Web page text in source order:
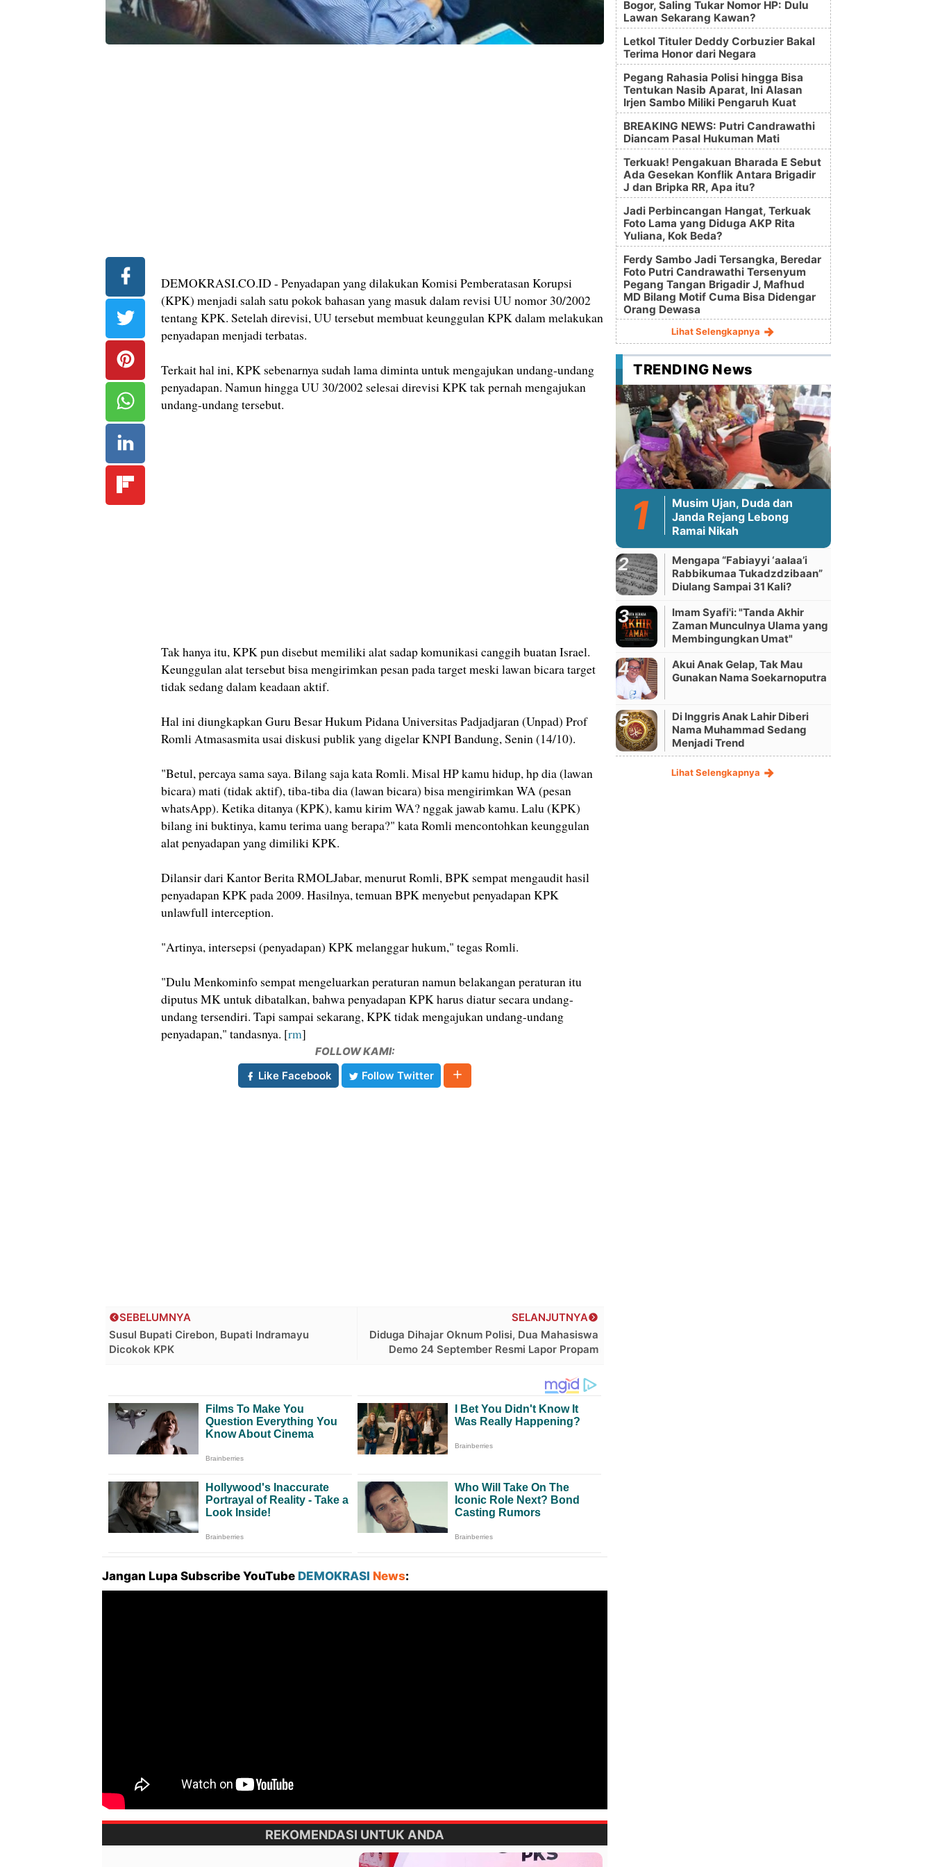
DEMOKRASI.CO.ID - Penyadapan yang dilakukan Komisi Pemberatasan Korupsi
(KPK) menjadi salah satu pokok bahasan yang masuk dalam revisi UU nomor 30/2002
tentang KPK. Setelah direvisi, UU tersebut membuat keunggulan KPK dalam melakukan
penyadapan menjadi terbatas.
Terkait hal ini, KPK sebenarnya sudah lama diminta untuk mengajukan undang-undang
penyadapan. Namun hingga UU 30/2002 selesai direvisi KPK tak pernah mengajukan
undang-undang tersebut.
Tak hanya itu, KPK pun disebut memiliki alat sadap komunikasi canggih buatan Israel.
Keunggulan alat tersebut bisa mengirimkan pesan pada target meski lawan bicara target
tidak sedang dalam keadaan aktif.
Hal ini diungkapkan Guru Besar Hukum Pidana Universitas Padjadjaran (Unpad) Prof
Romli Atmasasmita usai diskusi publik yang digelar KNPI Bandung, Senin (14/10).
"Betul, percaya sama saya. Bilang saja kata Romli. Misal HP kamu hidup, hp dia (lawan
bicara) mati (tidak aktif), tiba-tiba dia (lawan bicara) bisa mengirimkan WA (pesan
whatsApp). Ketika ditanya (KPK), kamu kirim WA? nggak jawab kamu. Lalu (KPK)
bilang ini buktinya, kamu terima uang berapa?" kata Romli mencontohkan keunggulan
alat penyadapan yang dimiliki KPK.
Dilansir dari Kantor Berita RMOLJabar, menurut Romli, BPK sempat mengaudit hasil
penyadapan KPK pada 2009. Hasilnya, temuan BPK menyebut penyadapan KPK
unlawfull interception.
"Artinya, intersepsi (penyadapan) KPK melanggar hukum," tegas Romli.
"Dulu Menkominfo sempat mengeluarkan peraturan namun belakangan peraturan itu
diputus MK untuk dibatalkan, bahwa penyadapan KPK harus diatur secara undang-
undang tersendiri. Tapi sampai sekarang, KPK tidak mengajukan undang-undang
penyadapan," tandasnya. [rm]
FOLLOW KAMI:
Like Facebook
Follow Twitter
SELANJUTNYA
Diduga Dihajar Oknum Polisi, Dua Mahasiswa
Demo 24 September Resmi Lapor Propam
SEBELUMNYA
Susul Bupati Cirebon, Bupati Indramayu
Dicokok KPK
Jangan Lupa Subscribe YouTube DEMOKRASI News:
REKOMENDASI UNTUK ANDA
Bogor, Saling Tukar Nomor HP: Dulu
Lawan Sekarang Kawan?
Letkol Tituler Deddy Corbuzier Bakal
Terima Honor dari Negara
Pegang Rahasia Polisi hingga Bisa
Tentukan Nasib Aparat, Ini Alasan
Irjen Sambo Miliki Pengaruh Kuat
BREAKING NEWS: Putri Candrawathi
Diancam Pasal Hukuman Mati
Terkuak! Pengakuan Bharada E Sebut
Ada Gesekan Konflik Antara Brigadir
J dan Bripka RR, Apa itu?
Jadi Perbincangan Hangat, Terkuak
Foto Lama yang Diduga AKP Rita
Yuliana, Kok Beda?
Ferdy Sambo Jadi Tersangka, Beredar
Foto Putri Candrawathi Tersenyum
Pegang Tangan Brigadir J, Mafhud
MD Bilang Motif Cuma Bisa Didengar
Orang Dewasa
Lihat Selengkapnya
TRENDING News
Musim Ujan, Duda dan
Janda Rejang Lebong
Ramai Nikah
Mengapa “Fabiayyi ‘aalaa’i
Rabbikumaa Tukadzdzibaan”
Diulang Sampai 31 Kali?
Imam Syafi'i: "Tanda Akhir
Zaman Munculnya Ulama yang
Membingungkan Umat"
Akui Anak Gelap, Tak Mau
Gunakan Nama Soekarnoputra
Di Inggris Anak Lahir Diberi
Nama Muhammad Sedang
Menjadi Trend
Lihat Selengkapnya